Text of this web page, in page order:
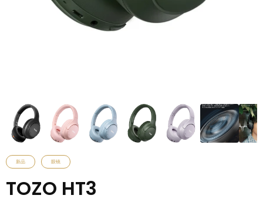
新品 眼镜
TOZO HT3